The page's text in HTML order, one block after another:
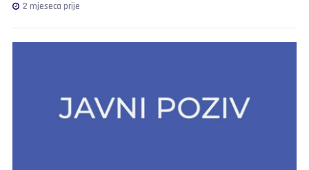
2 mjeseca prije